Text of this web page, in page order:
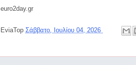
euro2day.gr
EviaTop Σάββατο, Ιουλίου 04, 2026